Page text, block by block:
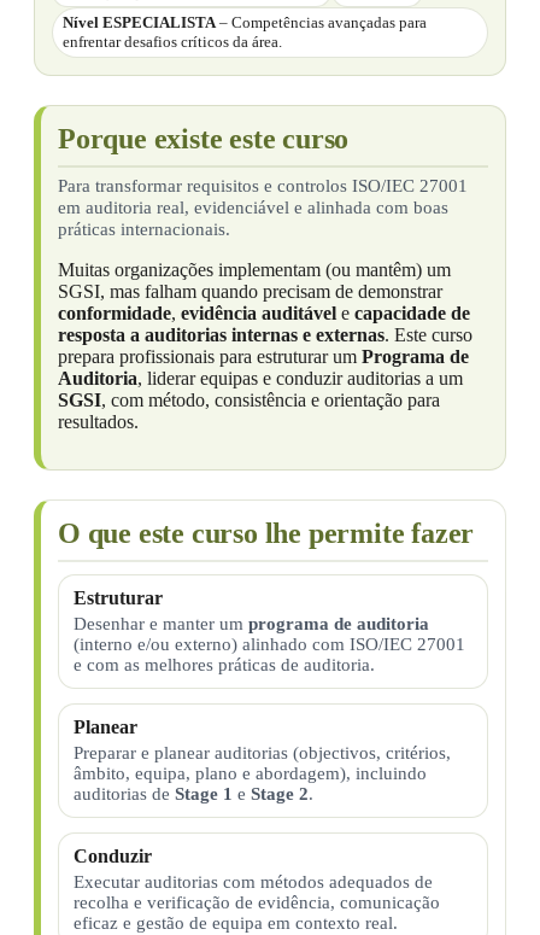
Nível ESPECIALISTA– Competências avançadas para
enfrentar desafios críticos da área.
Porque existe este curso
Para transformar requisitos e controlos ISO/IEC 27001
em auditoria real, evidenciável e alinhada com boas
práticas internacionais.
Muitas organizações implementam (ou mantêm) um
SGSI, mas falham quando precisam de demonstrar
conformidade, evidência auditável e capacidade de
resposta a auditorias internas e externas. Este curso
prepara profissionais para estruturar um Programa de
Auditoria, liderar equipas e conduzir auditorias a um
SGSI, com método, consistência e orientação para
resultados.
O que este curso lhe permite fazer
Estruturar
Desenhar e manter um programa de auditoria
(interno e/ou externo) alinhado com ISO/IEC 27001
e com as melhores práticas de auditoria.
Planear
Preparar e planear auditorias (objectivos, critérios,
âmbito, equipa, plano e abordagem), incluindo
auditorias de Stage 1 e Stage 2.
Conduzir
Executar auditorias com métodos adequados de
recolha e verificação de evidência, comunicação
eficaz e gestão de equipa em contexto real.